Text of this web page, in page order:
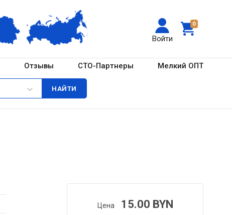
0
Войти
Отзывы СТО-Партнеры Мелкий ОПТ
Цена 15.00 BYN